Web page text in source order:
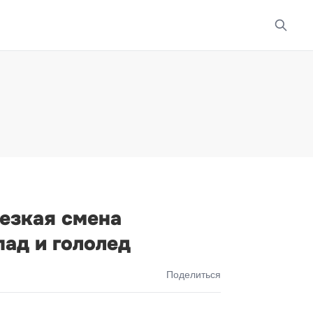
смена
и гололед
Поделиться